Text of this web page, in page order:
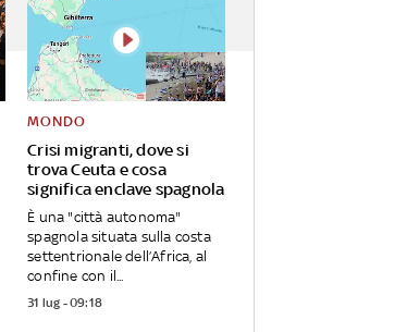
Crisi migranti, dove si
trova Ceuta e cosa
significa enclave spagnola
MONDO
È una "città autonoma"
spagnola situata sulla costa
settentrionale dell’Africa, al
confine con il...
31 lug - 09:18